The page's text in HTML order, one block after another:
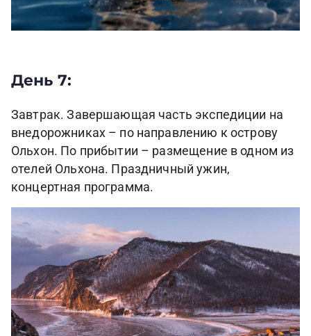
День 7:
Завтрак. Завершающая часть экспедиции на
внедорожниках – по направлению к острову
Ольхон. По прибытии – размещение в одном из
отелей Ольхона. Праздничный ужин,
концертная программа.